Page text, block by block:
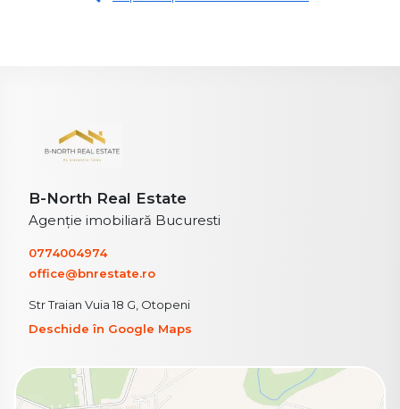
B-North Real Estate
Agenție imobiliară Bucuresti
0774004974
office@bnrestate.ro
Str Traian Vuia 18 G, Otopeni
Deschide în Google Maps